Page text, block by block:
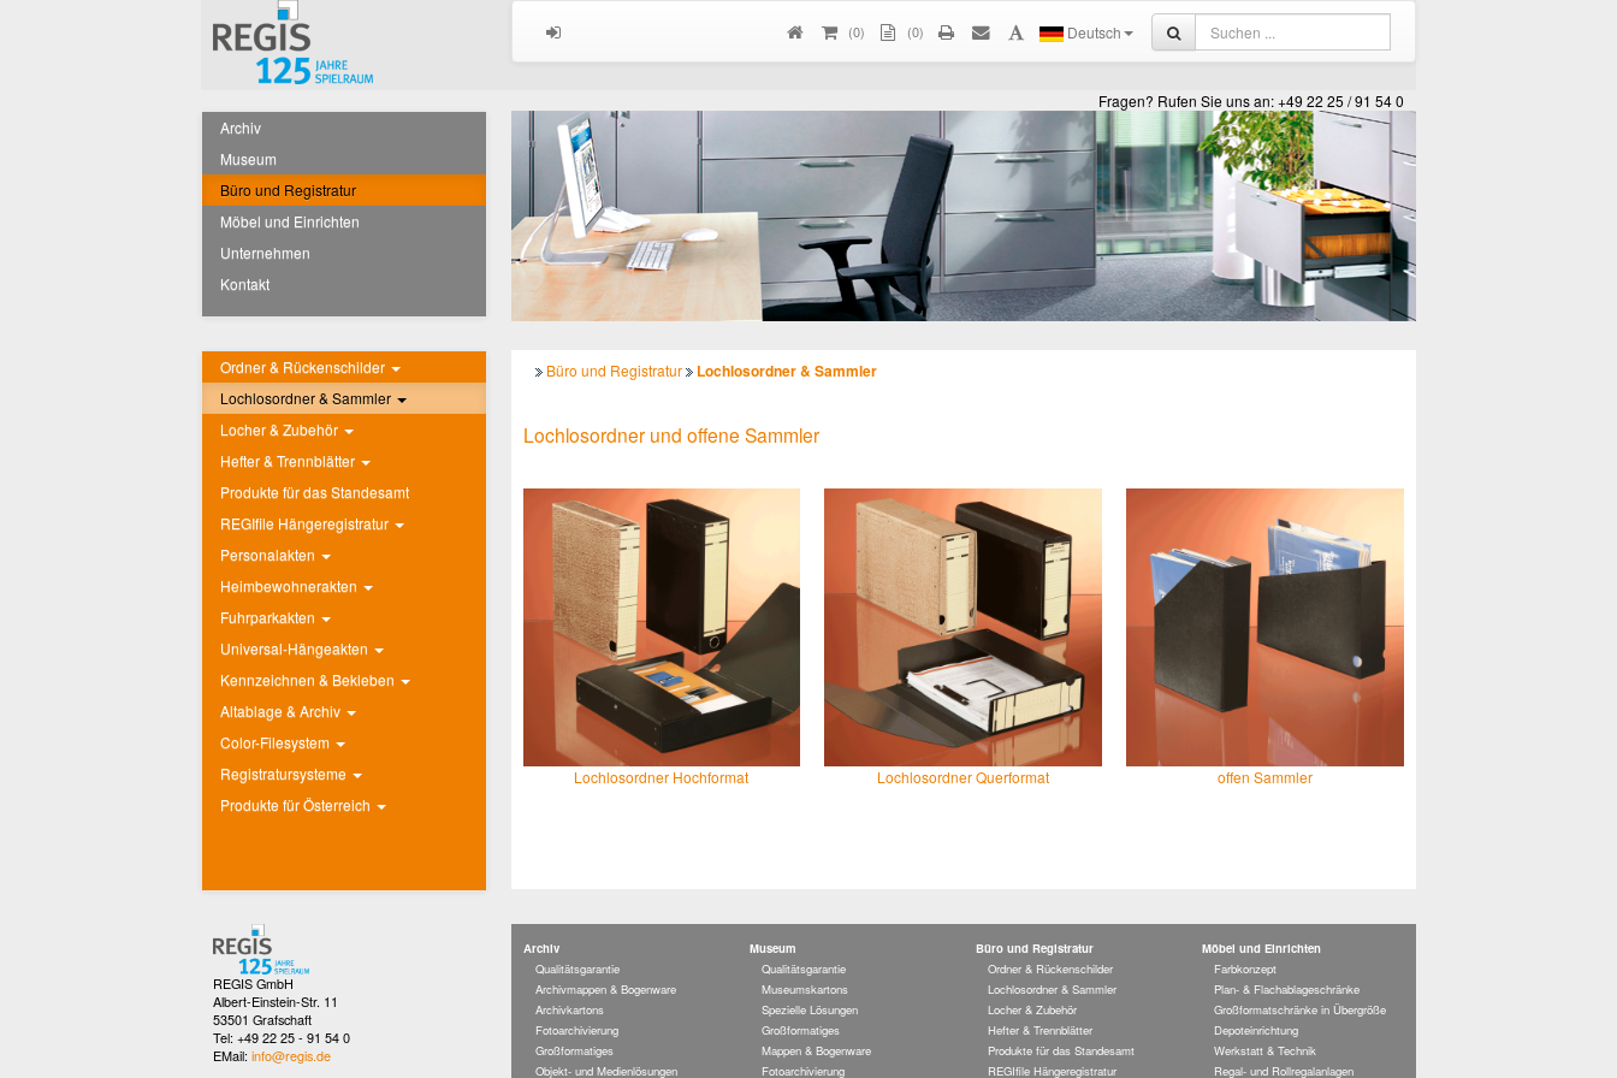
(0) (0) Deutsch
Fragen? Rufen Sie uns an: +49 22 25 / 91 54 0
Archiv
Museum
Büro und Registratur
Möbel und Einrichten
Unternehmen
Kontakt
Ordner & Rückenschilder
Lochlosordner & Sammler
Locher & Zubehör
Hefter & Trennblätter
Produkte für das Standesamt
REGIfile Hängeregistratur
Personalakten
Heimbewohnerakten
Fuhrparkakten
Universal-Hängeakten
Kennzeichnen & Bekleben
Altablage & Archiv
Color-Filesystem
Registratursysteme
Produkte für Österreich
Büro und Registratur Lochlosordner & Sammler
Lochlosordner und offene Sammler
Lochlosordner Hochformat Lochlosordner Querformat offen Sammler
REGIS GmbH
Albert-Einstein-Str. 11
53501 Grafschaft
Tel: +49 22 25 - 91 54 0
EMail: info@regis.de
Archiv
Qualitätsgarantie
Archivmappen & Bogenware
Archivkartons
Fotoarchivierung
Großformatiges
Objekt- und Medienlösungen
Museum
Qualitätsgarantie
Museumskartons
Spezielle Lösungen
Großformatiges
Mappen & Bogenware
Fotoarchivierung
Büro und Registratur
Ordner & Rückenschilder
Lochlosordner & Sammler
Locher & Zubehör
Hefter & Trennblätter
Produkte für das Standesamt
REGIfile Hängeregistratur
Möbel und Einrichten
Farbkonzept
Plan- & Flachablageschränke
Großformatschränke in Übergröße
Depoteinrichtung
Werkstatt & Technik
Regal- und Rollregalanlagen